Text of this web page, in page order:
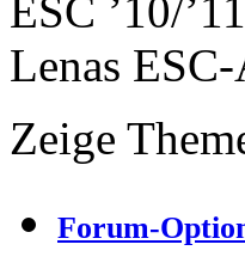
ESC ’10/
Lenas
Zeige
Forum-